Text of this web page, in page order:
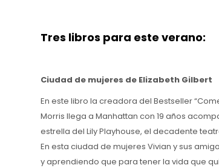
Tres libros para este verano:
Ciudad de mujeres de Elizabeth Gilbert
En este libro la creadora del Bestseller
Morris llega a Manhattan con 19 años
estrella del Lily Playhouse, el decadente
En esta ciudad de mujeres Vivian y sus
y aprendiendo que para tener la vida que